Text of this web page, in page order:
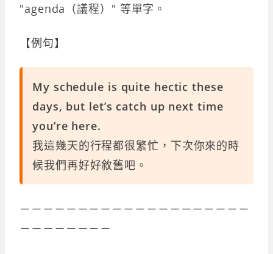
"agenda（議程）" 等單字。
【例句】
My schedule is quite hectic these
days, but let’s catch up next time
you’re here.
我這幾天的行程都很繁忙，下次你來的時
候我們再好好敘舊吧。
－－－－－－－－－－－－－－－－－－－－
－－－－－－－－